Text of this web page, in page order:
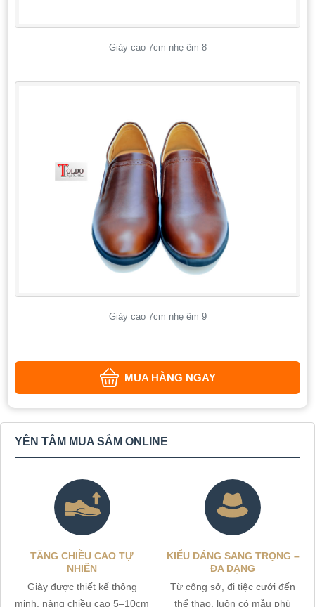
Giày cao 7cm nhẹ êm 8
Giày cao 7cm nhẹ êm 9
MUA HÀNG NGAY
YÊN TÂM MUA SẮM ONLINE
TĂNG CHIỀU CAO TỰ
NHIÊN
Giày được thiết kế thông
minh, nâng chiều cao 5–10cm
KIỂU DÁNG SANG TRỌNG –
ĐA DẠNG
Từ công sở, đi tiệc cưới đến
thể thao, luôn có mẫu phù